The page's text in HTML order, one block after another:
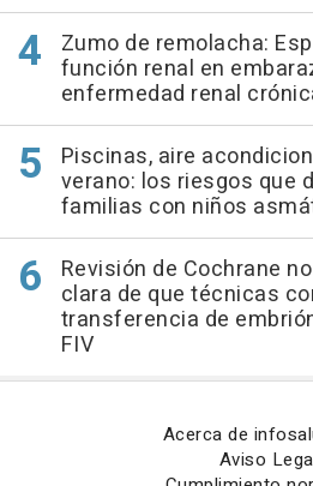
Zumo de remolacha:
función renal en
enfermedad renal
Piscinas, aire
verano: los riesgos que
familias con niños
Revisión de Cochrane
clara de que técnicas
transferencia de
FIV
Acerca de
Aviso